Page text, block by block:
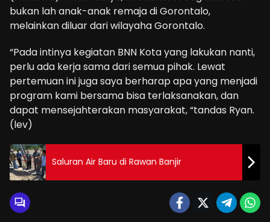
bukan lah anak-anak remaja di Gorontalo,
melainkan diluar dari wilayaha Gorontalo.
“Pada intinya kegiatan BNN Kota yang lakukan nanti,
perlu ada kerja sama dari semua pihak. Lewat
pertemuan ini juga saya berharap apa yang menjadi
program kami bersama bisa terlaksanakan, dan
dapat mensejahterakan masyarakat, “tandas Ryan.
(lev)
Saluran Air Baru di Rawan Banjir